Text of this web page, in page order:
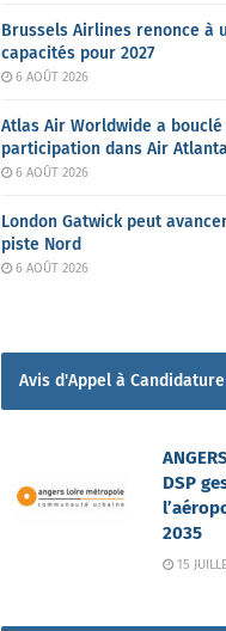
Brussels Airlines renonce à
capacités pour 2027
6 AOÛT 2026
Atlas Air Worldwide a
participation dans Air Atlanta
6 AOÛT 2026
London Gatwick peut
piste Nord
6 AOÛT 2026
Avis d'Appel à Candidature
DSP
2035
15